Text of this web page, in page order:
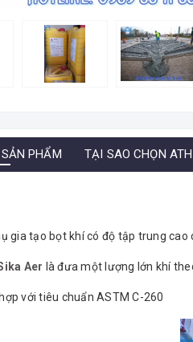
PHẨM TẠI SAO CHỌN ATH
gia tạo bọt khí có độ tập trung
Aer là đưa một lượng lớn khí
với tiêu chuẩn ASTM C-260